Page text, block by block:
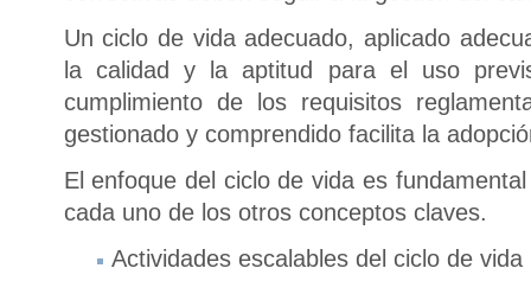
Un ciclo de vida adecuado, aplicado
la calidad y la aptitud para el uso
cumplimiento de los requisitos
gestionado y comprendido facilita la
El enfoque del ciclo de vida es
cada uno de los otros conceptos claves.
Actividades escalables del ciclo de vida